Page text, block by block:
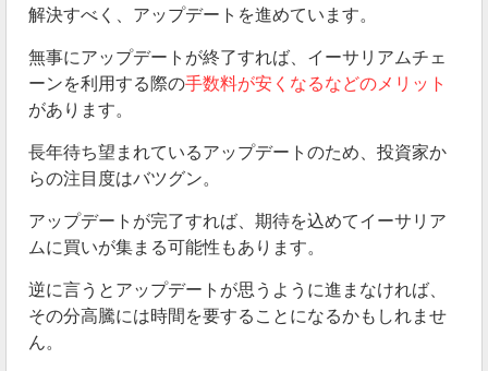
解決すべく、アップデートを進めています。
無事にアップデートが終了すれば、イーサリアムチェ
ーンを利用する際の手数料が安くなるなどのメリット
があります。
長年待ち望まれているアップデートのため、投資家か
らの注目度はバツグン。
アップデートが完了すれば、期待を込めてイーサリア
ムに買いが集まる可能性もあります。
逆に言うとアップデートが思うように進まなければ、
その分高騰には時間を要することになるかもしれませ
ん。